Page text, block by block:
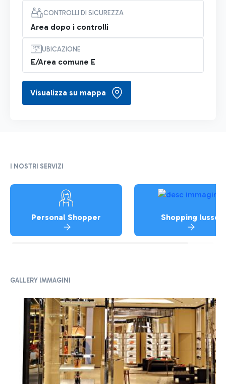
CONTROLLI DI SICUREZZA
Area dopo i controlli
UBICAZIONE
E/Area comune E
Visualizza su mappa
I NOSTRI SERVIZI
Personal Shopper Shopping lusso
GALLERY IMMAGINI